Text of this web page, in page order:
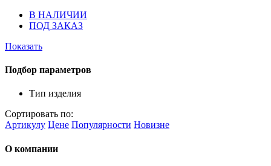
В НАЛИЧИИ
ПОД ЗАКАЗ
Показать
Подбор параметров
Тип изделия
Сортировать по:
Артикулу Цене Популярности Новизне
О компании